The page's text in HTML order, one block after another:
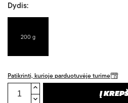
Dydis:
200 g
Patikrinti, kurioje parduotuvėje turime
Į